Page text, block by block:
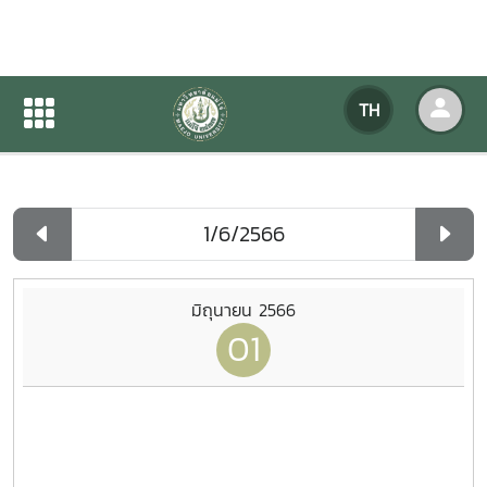
TH
ปฏิทินกิจกรรมของหน่วยงาน
ปฏิทินกิจกรรมของหน่วยงาน
มิถุนายน 2566
01